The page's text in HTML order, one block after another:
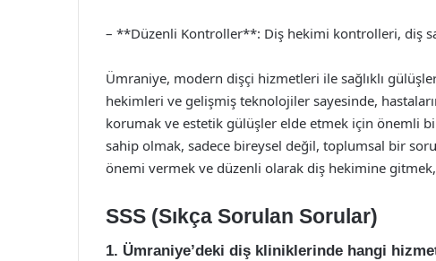
– **Düzenli Kontroller**: Diş hekimi kontrolleri, diş
Ümraniye, modern dişçi hizmetleri ile sağlıklı
hekimleri ve gelişmiş teknolojiler sayesinde,
korumak ve estetik gülüşler elde etmek için önemli bir
sahip olmak, sadece bireysel değil, toplumsal bir
önemi vermek ve düzenli olarak diş hekimine
SSS (Sıkça Sorulan Sorular)
1. Ümraniye’deki diş kliniklerinde hangi